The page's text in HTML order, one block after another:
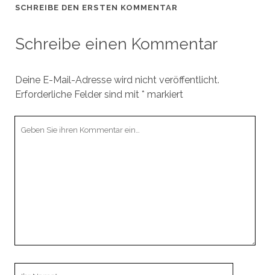
SCHREIBE DEN ERSTEN KOMMENTAR
Schreibe einen Kommentar
Deine E-Mail-Adresse wird nicht veröffentlicht.
Erforderliche Felder sind mit * markiert